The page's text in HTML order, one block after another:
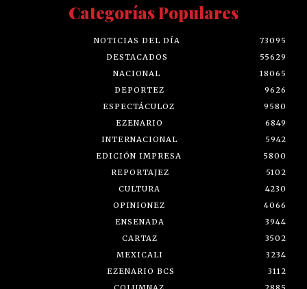
Categorías Populares
NOTICIAS DEL DÍA
73095
DESTACADOS
55629
NACIONAL
18065
DEPORTEZ
9626
ESPECTÁCULOZ
9580
EZENARIO
6849
INTERNACIONAL
5942
EDICIÓN IMPRESA
5800
REPORTAJEZ
5102
CULTURA
4230
OPINIONEZ
4066
ENSENADA
3944
CARTAZ
3502
MEXICALI
3234
EZENARIO BCS
3112